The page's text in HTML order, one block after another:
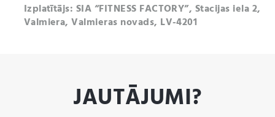
Izplatītājs: SIA “FITNESS FACTORY”, Stacijas iela 2,
Valmiera, Valmieras novads, LV-4201
JAUTĀJUMI?